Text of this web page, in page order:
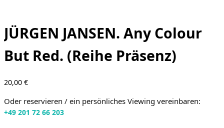
JÜRGEN JANSEN. Any Colour
But Red. (Reihe Präsenz)
20,00 €
Oder reservieren / ein persönliches Viewing vereinbaren:
+49 201 72 66 203